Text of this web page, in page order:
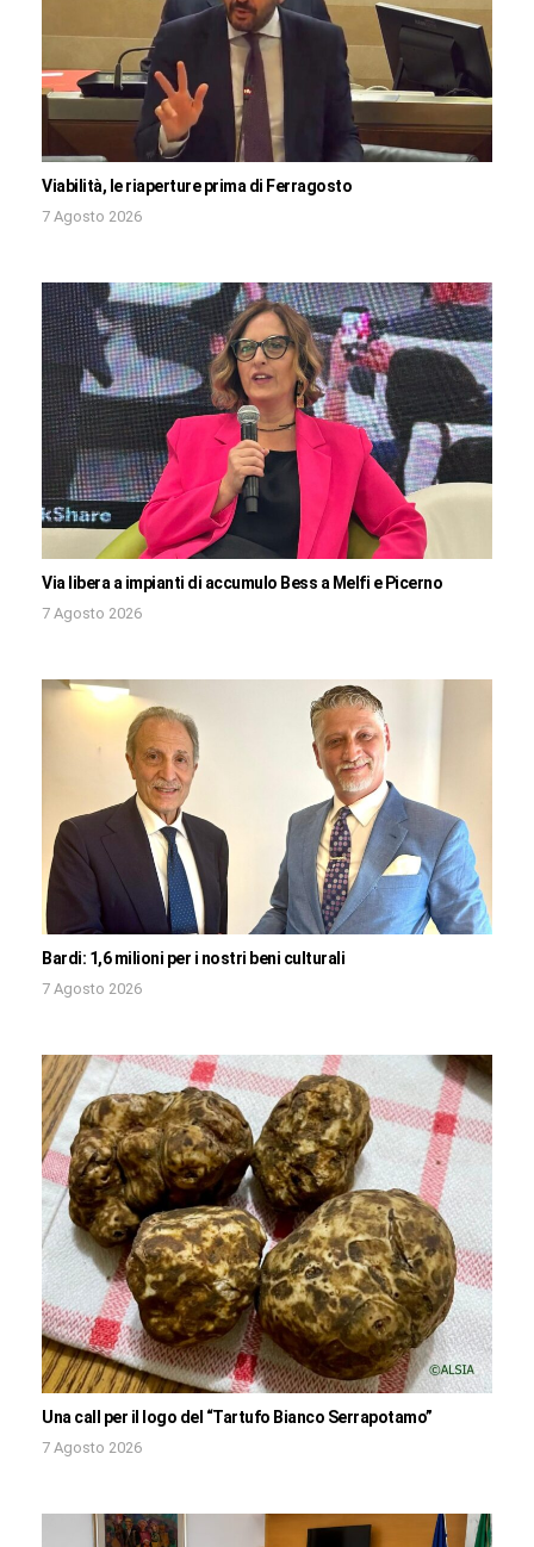
Viabilità, le riaperture prima di Ferragosto
7 Agosto 2026
Via libera a impianti di accumulo Bess a Melfi e Picerno
7 Agosto 2026
Bardi: 1,6 milioni per i nostri beni culturali
7 Agosto 2026
Una call per il logo del “Tartufo Bianco Serrapotamo”
7 Agosto 2026